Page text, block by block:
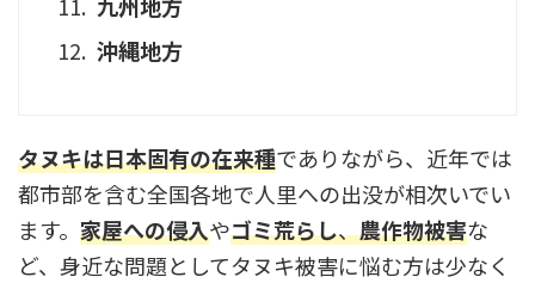
九州地方
沖縄地方
タヌキは日本固有の在来種でありながら、近年では
都市部を含む全国各地で人里への出没が相次いでい
ます。 家屋への侵入やゴミ荒らし、農作物被害な
ど、身近な問題としてタヌキ被害に悩む方は少なく